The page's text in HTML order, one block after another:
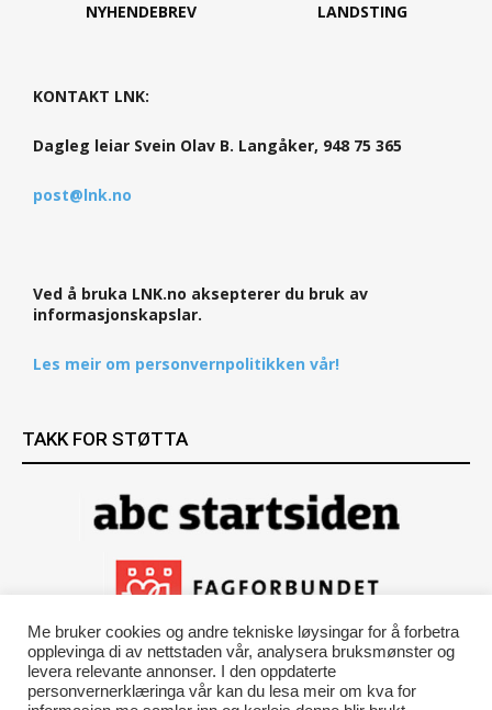
NYHENDEBREV
LANDSTING
KONTAKT LNK:
Dagleg leiar Svein Olav B. Langåker, 948 75 365
post@lnk.no
Ved å bruka LNK.no aksepterer du bruk av
informasjonskapslar.
Les meir om personvernpolitikken vår!
TAKK FOR STØTTA
Me bruker cookies og andre tekniske løysingar for å forbetra
opplevinga di av nettstaden vår, analysera bruksmønster og
levera relevante annonser. I den oppdaterte
personvernerklæringa vår kan du lesa meir om kva for